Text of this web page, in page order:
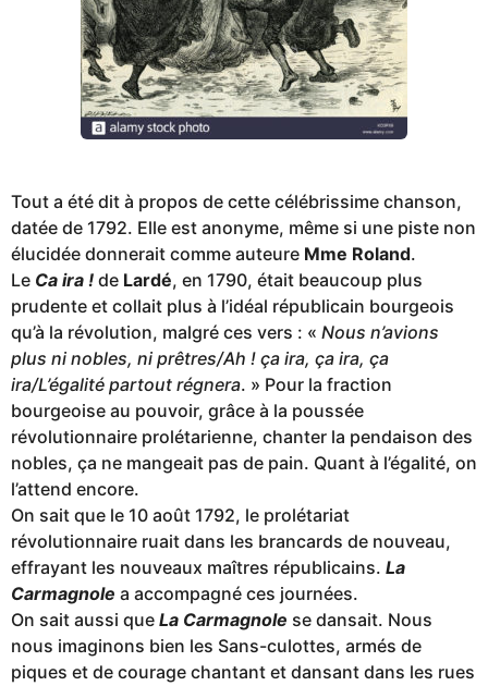
Tout a été dit à propos de cette célébrissime chanson,
datée de 1792. Elle est anonyme, même si une piste non
élucidée donnerait comme auteure Mme Roland.
Le Ca ira ! de Lardé, en 1790, était beaucoup plus
prudente et collait plus à l’idéal républicain bourgeois
qu’à la révolution, malgré ces vers : « Nous n’avions
plus ni nobles, ni prêtres/Ah ! ça ira, ça ira, ça
ira/L’égalité partout régnera. » Pour la fraction
bourgeoise au pouvoir, grâce à la poussée
révolutionnaire prolétarienne, chanter la pendaison des
nobles, ça ne mangeait pas de pain. Quant à l’égalité, on
l’attend encore.
On sait que le 10 août 1792, le prolétariat
révolutionnaire ruait dans les brancards de nouveau,
effrayant les nouveaux maîtres républicains. La
Carmagnole a accompagné ces journées.
On sait aussi que La Carmagnole se dansait. Nous
nous imaginons bien les Sans-culottes, armés de
piques et de courage chantant et dansant dans les rues